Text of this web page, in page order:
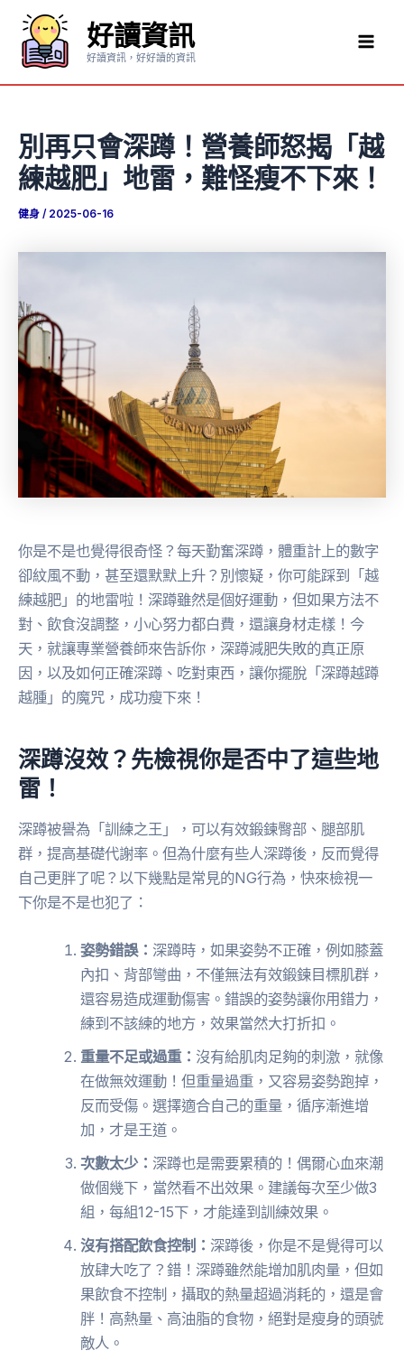
要
好讀資訊
好讀資訊，好好讀的資訊
別再只會深蹲！營養師怒揭「越
練越肥」地雷，難怪瘦不下來！
健身 / 2025-06-16
你是不是也覺得很奇怪？每天勤奮深蹲，體重計上的數字
卻紋風不動，甚至還默默上升？別懷疑，你可能踩到「越
練越肥」的地雷啦！深蹲雖然是個好運動，但如果方法不
對、飲食沒調整，小心努力都白費，還讓身材走樣！今
天，就讓專業營養師來告訴你，深蹲減肥失敗的真正原
因，以及如何正確深蹲、吃對東西，讓你擺脫「深蹲越蹲
越腫」的魔咒，成功瘦下來！
深蹲沒效？先檢視你是否中了這些地
雷！
深蹲被譽為「訓練之王」，可以有效鍛鍊臀部、腿部肌
群，提高基礎代謝率。但為什麼有些人深蹲後，反而覺得
自己更胖了呢？以下幾點是常見的NG行為，快來檢視一
下你是不是也犯了：
姿勢錯誤：深蹲時，如果姿勢不正確，例如膝蓋
內扣、背部彎曲，不僅無法有效鍛鍊目標肌群，
還容易造成運動傷害。錯誤的姿勢讓你用錯力，
練到不該練的地方，效果當然大打折扣。
重量不足或過重： 沒有給肌肉足夠的刺激，就像
在做無效運動！但重量過重，又容易姿勢跑掉，
反而受傷。選擇適合自己的重量，循序漸進增
加，才是王道。
次數太少：深蹲也是需要累積的！偶爾心血來潮
做個幾下，當然看不出效果。建議每次至少做3
組，每組12-15下，才能達到訓練效果。
沒有搭配飲食控制：深蹲後，你是不是覺得可以
放肆大吃了？錯！深蹲雖然能增加肌肉量，但如
果飲食不控制，攝取的熱量超過消耗的，還是會
胖！高熱量、高油脂的食物，絕對是瘦身的頭號
敵人。